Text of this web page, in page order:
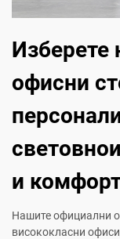
Изберете
офисни
и
Нашите официални
висококласни